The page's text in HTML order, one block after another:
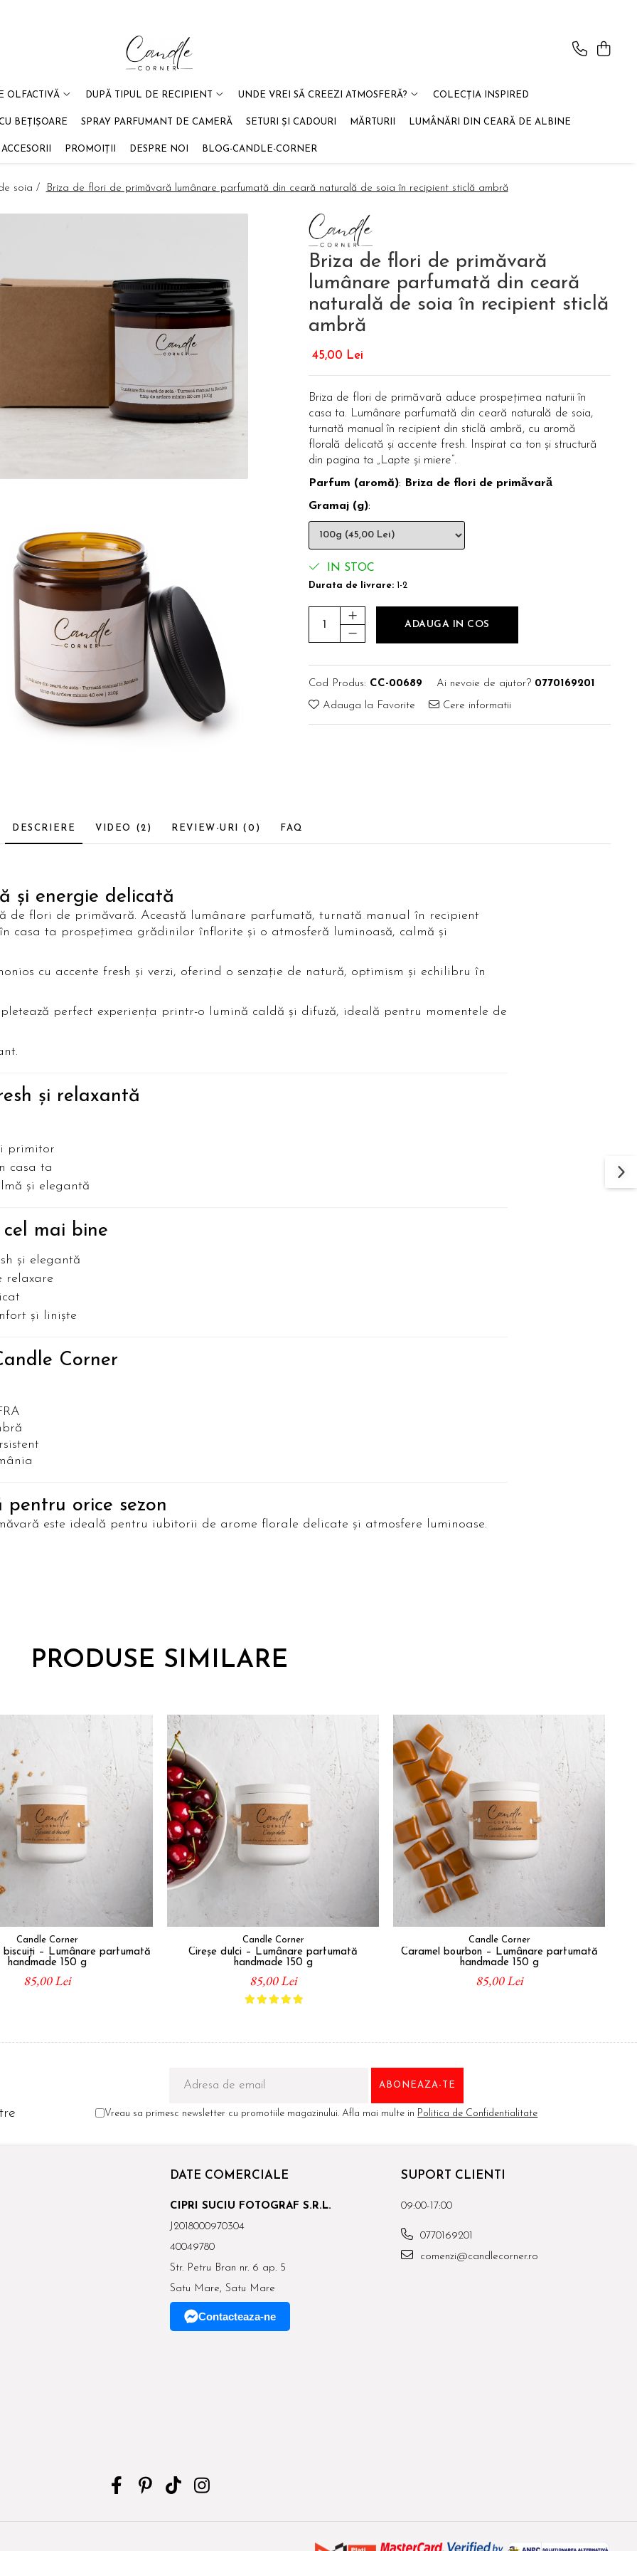
OLFACTIVĂ DUPĂ TIPUL DE RECIPIENT UNDE VREI SĂ CREEZI ATMOSFERĂ? COLECȚIA INSPIRED
BEȚIȘOARE SPRAY PARFUMANT DE CAMERĂ SETURI ȘI CADOURI MĂRTURII LUMÂNĂRI DIN CEARĂ DE ALBINE
ACCESORII PROMOIȚII DESPRE NOI BLOG-CANDLE-CORNER
soia / Briza de flori de primăvară lumânare parfumată din ceară naturală de soia în recipient sticlă ambră
Briza de flori de primăvară
lumânare parfumată din ceară
naturală de soia în recipient sticlă
ambră
45,00 Lei
Briza de flori de primăvară aduce prospețimea naturii în
casa ta. Lumânare parfumată din ceară naturală de soia,
turnată manual în recipient din sticlă ambră, cu aromă
florală delicată și accente fresh. Inspirat ca ton și structură
din pagina ta „Lapte și miere”.
Parfum (aromă):
Briza de flori de primăvară
Gramaj (g):
IN STOC
Durata de livrare: 1-2
ADAUGA IN COS
Cod Produs: CC-00689 Ai nevoie de ajutor? 0770169201
Adauga la Favorite Cere informatii
DESCRIERE VIDEO (2) REVIEW-URI (0) FAQ
și energie delicată
de flori de primăvară. Această lumânare parfumată, turnată manual în recipient
casa ta prospețimea grădinilor înflorite și o atmosferă luminoasă, calmă și
cu accente fresh și verzi, oferind o senzație de natură, optimism și echilibru în
perfect experiența printr-o lumină caldă și difuză, ideală pentru momentele de
și relaxantă
primitor
casa ta
și elegantă
mai bine
și elegantă
relaxare
și liniște
Corner
orice sezon
este ideală pentru iubitorii de arome florale delicate și atmosfere luminoase.
PRODUSE SIMILARE
Candle Corner
– Lumânare parfumată
handmade 150 g
85,00 Lei
Candle Corner
Cireșe dulci – Lumânare parfumată
handmade 150 g
85,00 Lei
Candle Corner
Caramel bourbon – Lumânare parfumată
handmade 150 g
85,00 Lei
Vreau sa primesc newsletter cu promotiile magazinului. Afla mai multe in Politica de Confidentialitate
DATE COMERCIALE
CIPRI SUCIU FOTOGRAF S.R.L.
J2018000970304
40049780
Str. Petru Bran nr. 6 ap. 5
Satu Mare, Satu Mare
Contacteaza-ne
SUPORT CLIENTI
09:00-17:00
0770169201
comenzi@candlecorner.ro